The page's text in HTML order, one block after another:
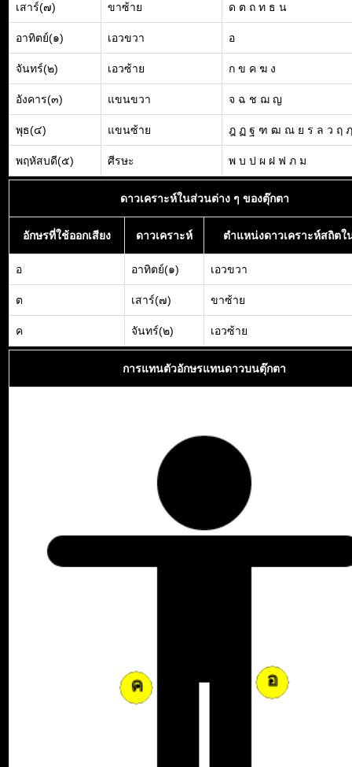
เสาร์(๗) ขาซ้าย ด ต ถ ท ธ น
อาทิตย์(๑) เอวขวา อ
จันทร์(๒) เอวซ้าย ก ข ค ฆ ง
อังคาร(๓) แขนขวา จ ฉ ช ฌ ญ
พุธ(๔) แขนซ้าย ฎ ฏ ฐ ฑ ฒ ณ ย ร ล ว ฤ ฦ
พฤหัสบดี(๕) ศีรษะ พ บ ป ผ ฝ ฟ ภ ม
ดาวเคราะห์ในส่วนต่าง ๆ ของตุ๊กตา
อักษรที่ใช้ออกเสียง ดาวเคราะห์ ตำแหน่งดาวเคราะห์สถิตใ
อ อาทิตย์(๑) เอวขวา
ต เสาร์(๗) ขาซ้าย
ค จันทร์(๒) เอวซ้าย
การแทนตัวอักษรแทนดาวบนตุ๊กตา